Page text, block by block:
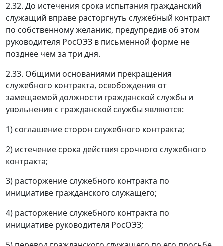
2.32. До истечения срока испытания гражданский
служащий вправе расторгнуть служебный контракт
по собственному желанию, предупредив об этом
руководителя РосОЭЗ в письменной форме не
позднее чем за три дня.
2.33. Общими основаниями прекращения
служебного контракта, освобождения от
замещаемой должности гражданской службы и
увольнения с гражданской службы являются:
1) соглашение сторон служебного контракта;
2) истечение срока действия срочного служебного
контракта;
3) расторжение служебного контракта по
инициативе гражданского служащего;
4) расторжение служебного контракта по
инициативе руководителя РосОЭЗ;